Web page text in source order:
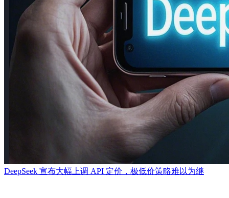
DeepSeek 宣布大幅上调 API 定价，极低价策略难以为继